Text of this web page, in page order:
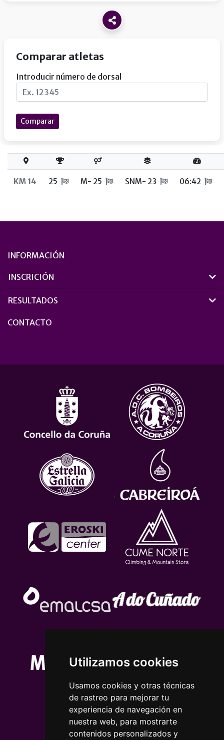
Utilizamos cookies
Usamos cookies y otras técnicas
de rastreo para mejorar tu
experiencia de navegación en
nuestra web, para mostrarte
contenidos personalizados y
Comparar atletas
Introducir número de dorsal
Comparar
KM 14 25 M- 25 SNM- 23 06:42
INFORMACIÓN
INSCRICIÓN
RESULTADOS
CONTACTO